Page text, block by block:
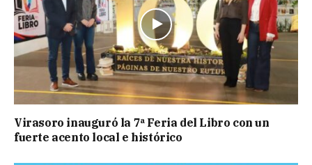
Virasoro inauguró la 7ª Feria del Libro con un
fuerte acento local e histórico